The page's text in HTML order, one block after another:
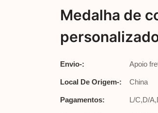
Medalha de
Envio-: Apoio
Local De Origem-: China
Pagamentos: L/C,D/